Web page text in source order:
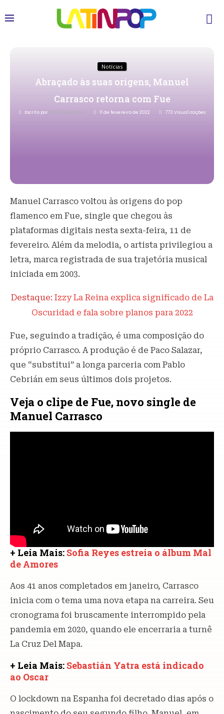
Notícias
Abraçado às suas origens, Manuel
Carrasco retorna com Fue
Escrito por Priscila Bertozzi 11 de fevereiro de 2022 773 Visualizações
Manuel Carrasco voltou às origens do pop
flamenco em Fue, single que chegou às
plataformas digitais nesta sexta-feira, 11 de
fevereiro. Além da melodia, o artista privilegiou a
letra, marca registrada de sua trajetória musical
iniciada em 2003.
Destaque: Izzy La Reina explica significado de La
Oscuridad e fala sobre planos para 2022
Fue, seguindo a tradição, é uma composição do
próprio Carrasco. A produção é de Paco Salazar,
que “substitui” a longa parceria com Pablo
Cebrián em seus últimos dois projetos.
Veja o clipe de Fue, novo single de
Manuel Carrasco
+ Leia Mais: Sofia Reyes estreia o álbum Mal
de Amores
Aos 41 anos completados em janeiro, Carrasco
inicia com o tema uma nova etapa na carreira. Seu
cronograma foi bruscamente interrompido pela
pandemia em 2020, quando ele encerraria a turnê
La Cruz Del Mapa.
+ Leia Mais: Sebastián Yatra está indicado
ao Oscar
O lockdown na Espanha foi decretado dias após o